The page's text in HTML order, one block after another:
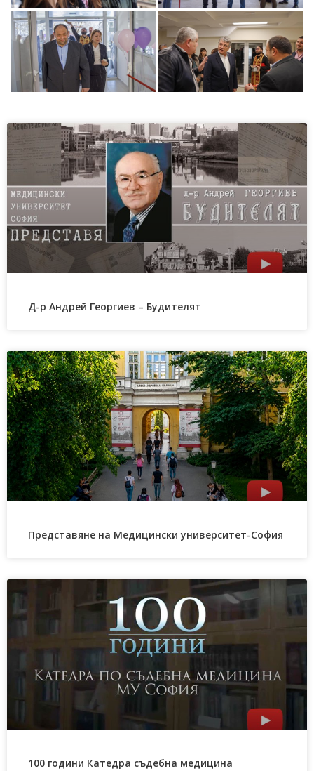
Д-р Андрей Георгиев – Будителят
Представяне на Медицински университет-София
100 години Катедра съдебна медицина